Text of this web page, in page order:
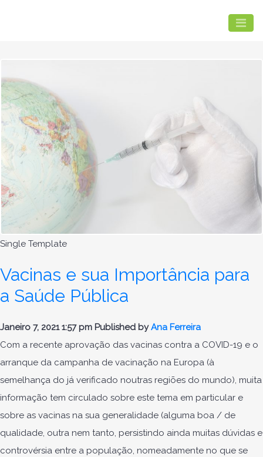
Single Template
Vacinas e sua Importância para
a Saúde Pública
Janeiro 7, 2021 1:57 pm Published byAna Ferreira
Com a recente aprovação das vacinas contra a COVID-19 e o
arranque da campanha de vacinação na Europa (à
semelhança do já verificado noutras regiões do mundo), muita
informação tem circulado sobre este tema em particular e
sobre as vacinas na sua generalidade (alguma boa / de
qualidade, outra nem tanto, persistindo ainda muitas dúvidas e
controvérsia entre a população, nomeadamente no que se